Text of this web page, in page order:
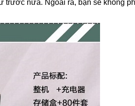
trước nữa. Ngoài ra, bạn sẽ không